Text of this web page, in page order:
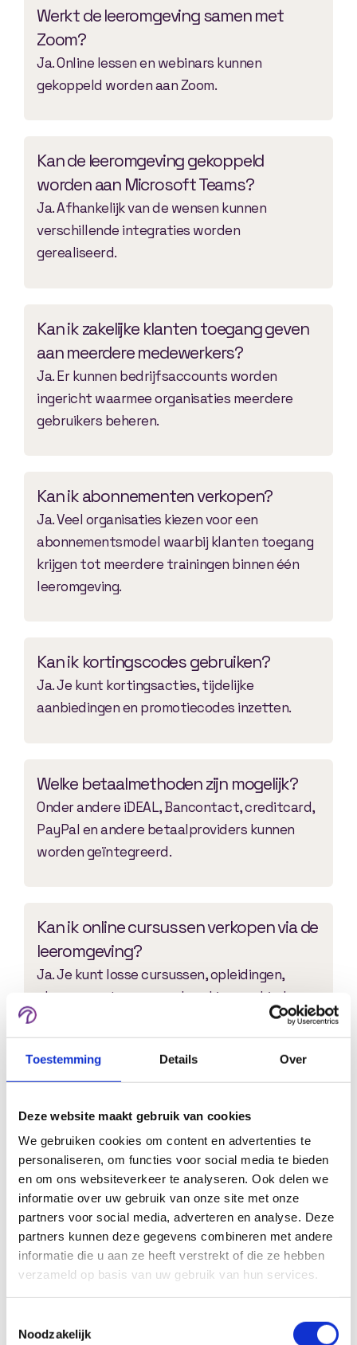
Toestemming Details Over
Deze website maakt gebruik van cookies
We gebruiken cookies om content en advertenties te
personaliseren, om functies voor social media te bieden
en om ons websiteverkeer te analyseren. Ook delen we
informatie over uw gebruik van onze site met onze
partners voor social media, adverteren en analyse. Deze
partners kunnen deze gegevens combineren met andere
informatie die u aan ze heeft verstrekt of die ze hebben
verzameld op basis van uw gebruik van hun services.
Noodzakelijk
Werkt de leeromgeving samen met
Zoom?
Ja. Online lessen en webinars kunnen
gekoppeld worden aan Zoom.
Kan de leeromgeving gekoppeld
worden aan Microsoft Teams?
Ja. Afhankelijk van de wensen kunnen
verschillende integraties worden
gerealiseerd.
Kan ik zakelijke klanten toegang geven
aan meerdere medewerkers?
Ja. Er kunnen bedrijfsaccounts worden
ingericht waarmee organisaties meerdere
gebruikers beheren.
Kan ik abonnementen verkopen?
Ja. Veel organisaties kiezen voor een
abonnementsmodel waarbij klanten toegang
krijgen tot meerdere trainingen binnen één
leeromgeving.
Kan ik kortingscodes gebruiken?
Ja. Je kunt kortingsacties, tijdelijke
aanbiedingen en promotiecodes inzetten.
Welke betaalmethoden zijn mogelijk?
Onder andere iDEAL, Bancontact, creditcard,
PayPal en andere betaalproviders kunnen
worden geïntegreerd.
Kan ik online cursussen verkopen via de
leeromgeving?
Ja. Je kunt losse cursussen, opleidingen,
abonnementen en memberships aanbieden.
Kunnen managers rapportages van
Ja. Afhankelijk van de inrichting kunnen
managers inzicht krijgen in voortgang en
resultaten van medewerkers.
Kan ik groepen aanmaken?
Ja. Je kunt gebruikers indelen per afdeling,
organisatie, team, klant of opleiding.